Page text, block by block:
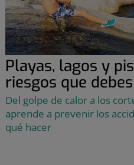
Playas, lagos y
riesgos que
Del golpe de calor a los
aprende a prevenir los
qué hacer